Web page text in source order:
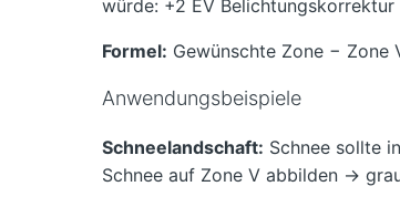
würde: +2 EV
Formel: Gewünschte Zone − Zone
Anwendungsbeispiele
Schneelandschaft: Schnee sollte
Schnee auf Zone V abbilden →